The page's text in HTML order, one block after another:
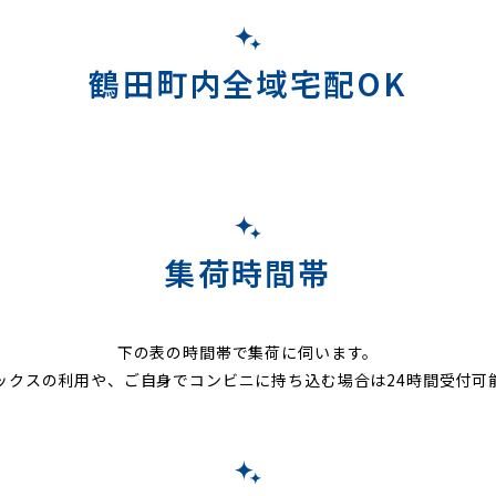
鶴田町内全域宅配OK
集荷時間帯
下の表の時間帯で集荷に伺います。
クスの利用や、ご自身でコンビニに持ち込む場合は24時間受付可